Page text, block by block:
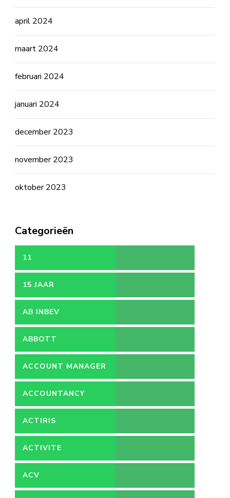
april 2024
maart 2024
februari 2024
januari 2024
december 2023
november 2023
oktober 2023
Categorieën
11
15 JAAR
AB INBEV
ABBOTT
ACCOUNT MANAGER
ACCOUNTANCY
ACTIRIS
ACTIVITE
ACV